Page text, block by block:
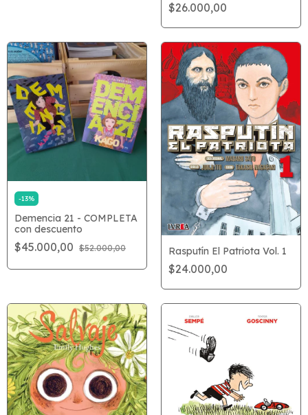
$26.000,00
-13%
Demencia 21 - COMPLETA
con descuento
$45.000,00 $52.000,00 Rasputín El Patriota Vol. 1
$24.000,00